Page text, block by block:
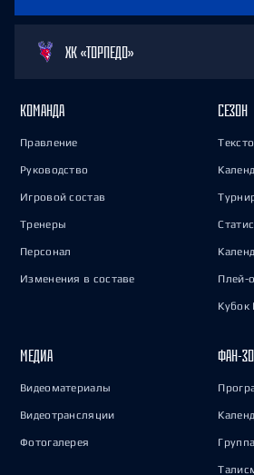
ХК «ТОРПЕДО»
КОМАНДА
Правление
Руководство
Игровой состав
Тренеры
Персонал
Изменения в составе
СЕЗОН
Кубок
МЕДИА
Видеоматериалы
Видеотрансляции
Фотогалерея
ФАН-